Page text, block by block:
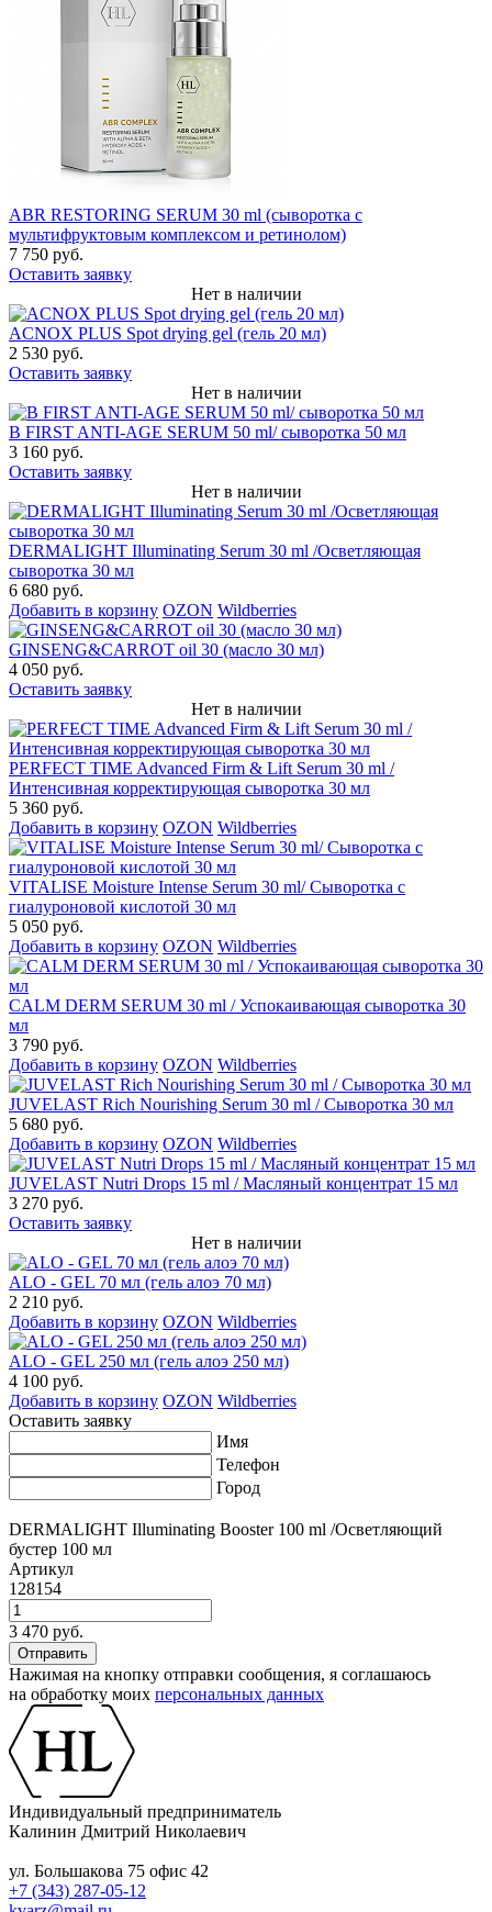
ABR RESTORING SERUM 30 ml (сыворотка с
мультифруктовым комплексом и ретинолом)
7 750 руб.
Оставить заявку
Нет в наличии
ACNOX PLUS Spot drying gel (гель 20 мл)
2 530 руб.
Оставить заявку
Нет в наличии
B FIRST ANTI-AGE SERUM 50 ml/ сыворотка 50 мл
3 160 руб.
Оставить заявку
Нет в наличии
DERMALIGHT Illuminating Serum 30 ml /Осветляющая
сыворотка 30 мл
6 680 руб.
Добавить в корзину OZON Wildberries
GINSENG&CARROT oil 30 (масло 30 мл)
4 050 руб.
Оставить заявку
Нет в наличии
PERFECT TIME Advanced Firm & Lift Serum 30 ml /
Интенсивная корректирующая сыворотка 30 мл
5 360 руб.
Добавить в корзину OZON Wildberries
VITALISE Moisture Intense Serum 30 ml/ Сыворотка с
гиалуроновой кислотой 30 мл
5 050 руб.
Добавить в корзину OZON Wildberries
CALM DERM SERUM 30 ml / Успокаивающая сыворотка 30
мл
3 790 руб.
Добавить в корзину OZON Wildberries
JUVELAST Rich Nourishing Serum 30 ml / Сыворотка 30 мл
5 680 руб.
Добавить в корзину OZON Wildberries
JUVELAST Nutri Drops 15 ml / Масляный концентрат 15 мл
3 270 руб.
Оставить заявку
Нет в наличии
ALO - GEL 70 мл (гель алоэ 70 мл)
2 210 руб.
Добавить в корзину OZON Wildberries
ALO - GEL 250 мл (гель алоэ 250 мл)
4 100 руб.
Добавить в корзину OZON Wildberries
Оставить заявку
Имя
Телефон
Город
DERMALIGHT Illuminating Booster 100 ml /Осветляющий
бустер 100 мл
Артикул
128154
3 470 руб.
Нажимая на кнопку отправки сообщения, я соглашаюсь
на обработку моих персональных данных
Индивидуальный предприниматель
Калинин Дмитрий Николаевич
ул. Большакова 75 офис 42
+7 (343) 287-05-12